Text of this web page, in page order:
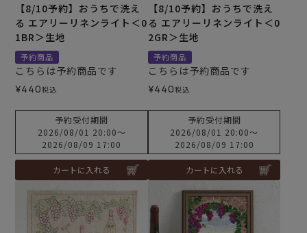
【8/10予約】おうちで洗え
る エアリーリネンライト＜0
1BR＞生地
予約商品
こちらは予約商品です
¥440税込
予約受付期間
2026/08/01 20:00〜
2026/08/09 17:00
カートに入れる
【8/10予約】おうちで洗え
る エアリーリネンライト＜0
2GR＞生地
予約商品
こちらは予約商品です
¥440税込
予約受付期間
2026/08/01 20:00〜
2026/08/09 17:00
カートに入れる